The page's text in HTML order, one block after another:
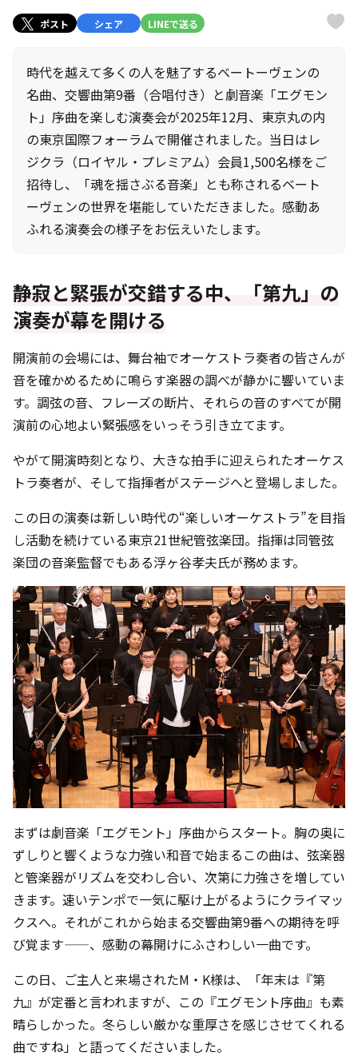
ポスト シェア LINEで送る
時代を越えて多くの人を魅了するベートーヴェンの
名曲、交響曲第9番（合唱付き）と劇音楽「エグモン
ト」序曲を楽しむ演奏会が2025年12月、東京丸の内
の東京国際フォーラムで開催されました。当日はレ
ジクラ（ロイヤル・プレミアム）会員1,500名様をご
招待し、「魂を揺さぶる音楽」とも称されるベート
ーヴェンの世界を堪能していただきました。感動あ
ふれる演奏会の様子をお伝えいたします。
静寂と緊張が交錯する中、「第九」の
演奏が幕を開ける
開演前の会場には、舞台袖でオーケストラ奏者の皆さんが
音を確かめるために鳴らす楽器の調べが静かに響いていま
す。調弦の音、フレーズの断片、それらの音のすべてが開
演前の心地よい緊張感をいっそう引き立てます。
やがて開演時刻となり、大きな拍手に迎えられたオーケス
トラ奏者が、そして指揮者がステージへと登場しました。
この日の演奏は新しい時代の“楽しいオーケストラ”を目指
し活動を続けている東京21世紀管弦楽団。指揮は同管弦
楽団の音楽監督でもある浮ヶ谷孝夫氏が務めます。
まずは劇音楽「エグモント」序曲からスタート。胸の奥に
ずしりと響くような力強い和音で始まるこの曲は、弦楽器
と管楽器がリズムを交わし合い、次第に力強さを増してい
きます。速いテンポで一気に駆け上がるようにクライマッ
クスへ。それがこれから始まる交響曲第9番への期待を呼
び覚ます——、感動の幕開けにふさわしい一曲です。
この日、ご主人と来場されたM・K様は、「年末は『第
九』が定番と言われますが、この『エグモント序曲』も素
晴らしかった。冬らしい厳かな重厚さを感じさせてくれる
曲ですね」と語ってくださいました。